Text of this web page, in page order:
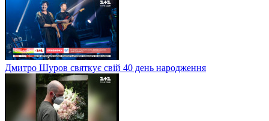
Дмитро Шуров святкує свій 40 день народження